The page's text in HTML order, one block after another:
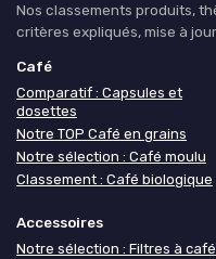
Nos classements produits,
critères expliqués, mise à
Café
Comparatif : Capsules et
dosettes
Notre TOP Café en grains
Notre sélection : Café moulu
Classement : Café biologique
Accessoires
Notre sélection : Filtres à café